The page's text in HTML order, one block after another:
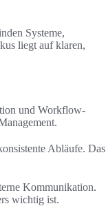
Systeme,
liegt auf klaren,
und Workflow-
Abläufe. Das
Kommunikation.
wichtig ist.